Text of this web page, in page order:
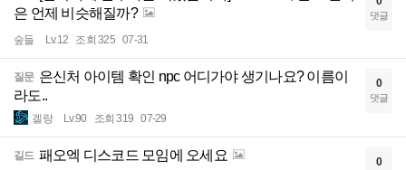
은 언제 비슷해질까?
숲들 Lv.12 조회 325 07-31
댓글
질문 은신처 아이템 확인 npc 어디가야 생기나요? 이름이
라도..
겔랑 Lv.90 조회 319 07-29
0
댓글
길드 패오엑 디스코드 모임에 오세요 0